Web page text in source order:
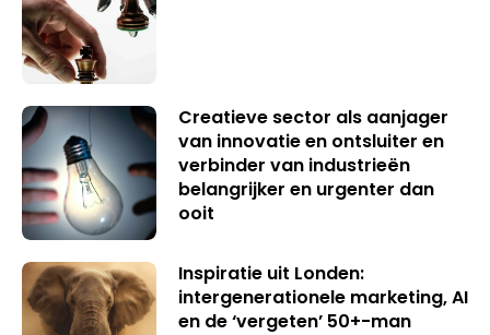
Creatieve sector als aanjager
van innovatie en ontsluiter en
verbinder van industrieën
belangrijker en urgenter dan
ooit
Inspiratie uit Londen:
intergenerationele marketing, AI
en de ‘vergeten’ 50+-man